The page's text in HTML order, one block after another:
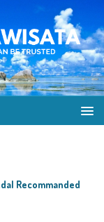
Recommanded